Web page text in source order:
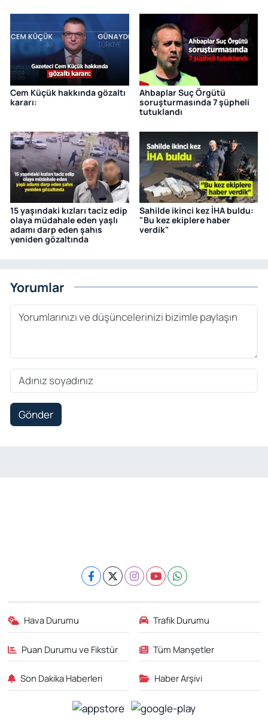
Cem Küçük hakkında gözaltı
kararı:
Ahbaplar Suç Örgütü
soruşturmasında 7 şüpheli
tutuklandı
15 yaşındaki kızları taciz edip
olaya müdahale eden yaşlı
adamı darp eden şahıs
yeniden gözaltında
Sahilde ikinci kez İHA buldu:
"Bu kez ekiplere haber
verdik"
Yorumlar
Gönder
Hava Durumu Trafik Durumu
Puan Durumu ve Fikstür Tüm Manşetler
Son Dakika Haberleri Haber Arşivi